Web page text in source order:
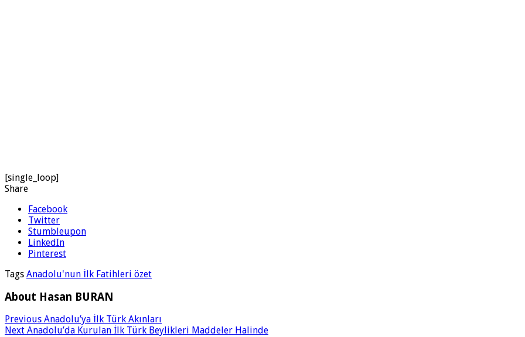
[single_loop]
Share
Facebook
Twitter
Stumbleupon
LinkedIn
Pinterest
Tags Anadolu'nun İlk Fatihleri özet
About Hasan BURAN
Previous Anadolu’ya İlk Türk Akınları
Next Anadolu’da Kurulan İlk Türk Beylikleri Maddeler Halinde